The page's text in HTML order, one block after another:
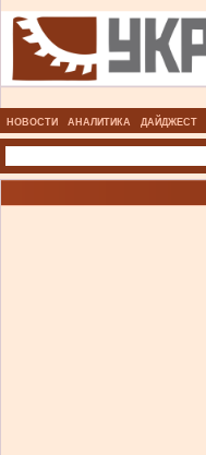
НОВОСТИ АНАЛИТИКА ДАЙДЖЕСТ